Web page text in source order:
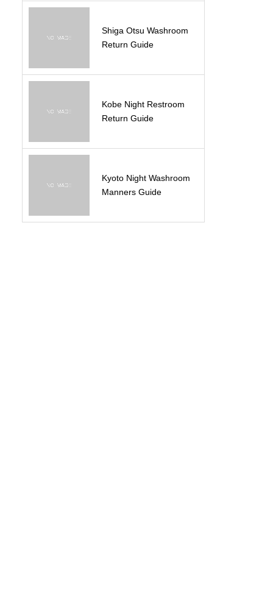
Shiga Otsu Washroom
Return Guide
Kobe Night Restroom
Return Guide
Kyoto Night Washroom
Manners Guide